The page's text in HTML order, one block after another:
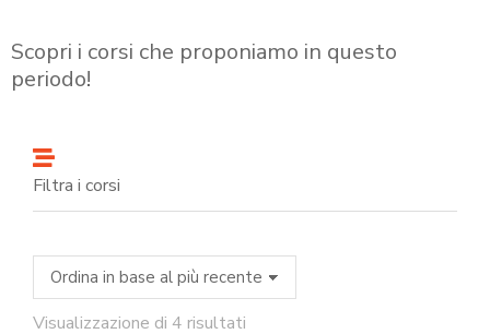
Scopri i corsi che proponiamo in questo
periodo!
Filtra i corsi
Visualizzazione di 4 risultati